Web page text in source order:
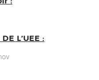
L’UEE :